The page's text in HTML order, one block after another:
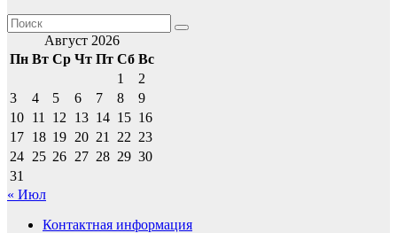
Август 2026
Пн Вт Ср Чт Пт Сб Вс
1
2
3
4 5 6 7 8
9
10 11 12 13 14 15 16
17 18 19 20 21 22 23
24 25 26 27 28 29 30
31
« Июл
Контактная информация